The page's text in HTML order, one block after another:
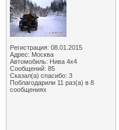
Регистрация: 08.01.2015
Адрес: Москва
Автомобиль: Нива 4х4
Сообщений: 85
Сказал(а) спасибо: 3
Поблагодарили 11 раз(а) в 8
сообщениях